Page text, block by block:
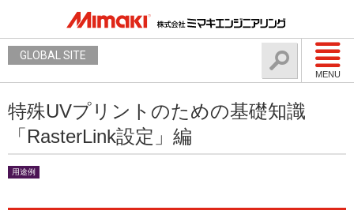
MENU
GLOBAL SITE
特殊UVプリントのための基礎知識
「RasterLink設定」編
用途例